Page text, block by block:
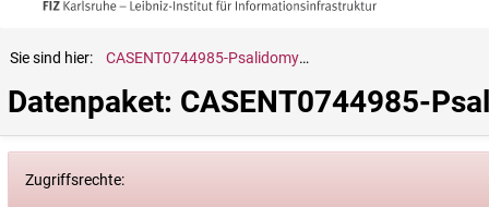
Sie sind hier: CASENT0744985-Psalidomyrmex.reichenspergeri
Datenpaket: CASENT0744985-
Zugriffsrechte: